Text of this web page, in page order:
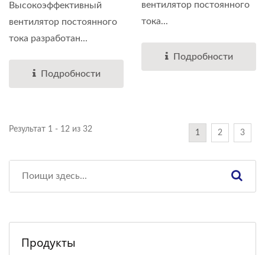
Высокоэффективный
вентилятор постоянного
тока разработан...
Подробности
вентилятор постоянного
тока...
Подробности
Результат 1 - 12 из 32 1 2 3
Продукты